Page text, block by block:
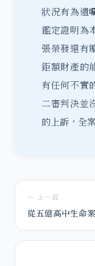
狀況有為遺
鑑定證明為
張榮發還有
鉅額財產的
有任何不實
二審判決並
的上訴，全
← 上一篇
從五億高中生命